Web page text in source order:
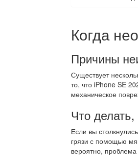
Когда
Причины
Существует
то, что iPhone SE
механическое
Что
Если вы
грязи с помощью
вероятно,